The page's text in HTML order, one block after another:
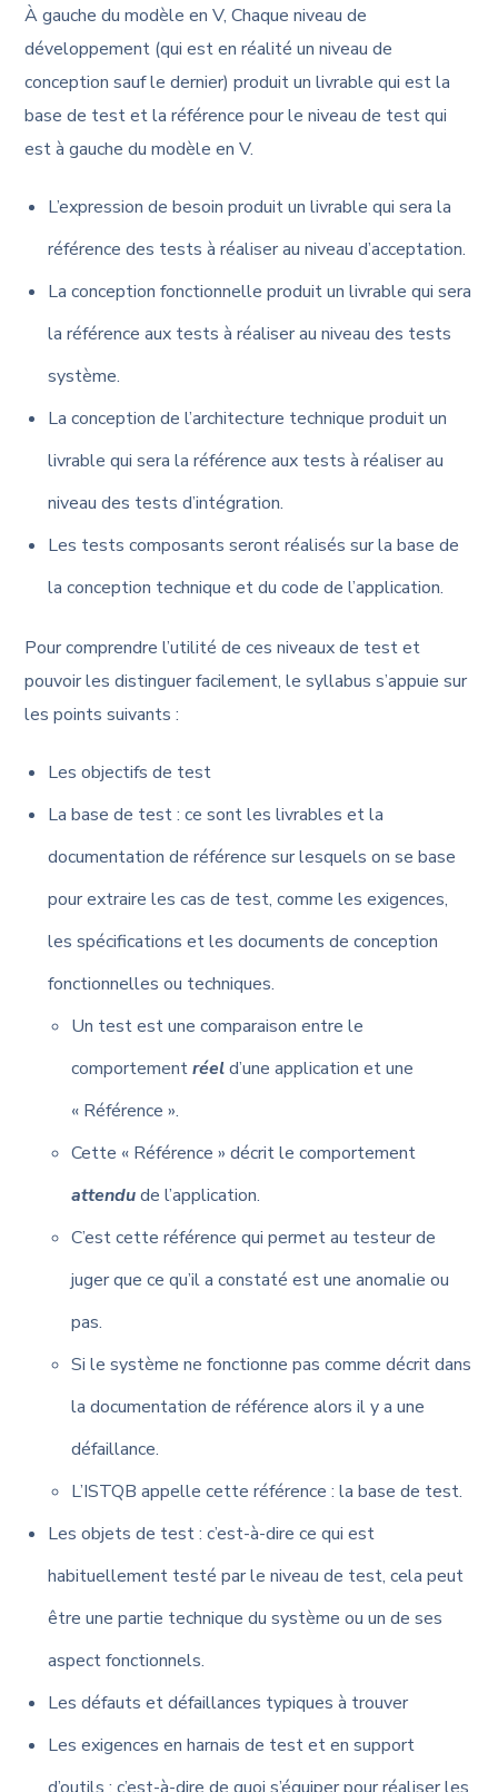
À gauche du modèle en V, Chaque niveau de
développement (qui est en réalité un niveau de
conception sauf le dernier) produit un livrable qui est la
base de test et la référence pour le niveau de test qui
est à gauche du modèle en V.
L’expression de besoin produit un livrable qui sera la
référence des tests à réaliser au niveau d’acceptation.
La conception fonctionnelle produit un livrable qui sera
la référence aux tests à réaliser au niveau des tests
système.
La conception de l’architecture technique produit un
livrable qui sera la référence aux tests à réaliser au
niveau des tests d’intégration.
Les tests composants seront réalisés sur la base de
la conception technique et du code de l’application.
Pour comprendre l’utilité de ces niveaux de test et
pouvoir les distinguer facilement, le syllabus s’appuie sur
les points suivants :
Les objectifs de test
La base de test : ce sont les livrables et la
documentation de référence sur lesquels on se base
pour extraire les cas de test, comme les exigences,
les spécifications et les documents de conception
fonctionnelles ou techniques.
Un test est une comparaison entre le
comportementréeld’une application et une
« Référence ».
Cette « Référence » décrit le comportement
attendude l’application.
C’est cette référence qui permet au testeur de
juger que ce qu’il a constaté est une anomalie ou
pas.
Si le système ne fonctionne pas comme décrit dans
la documentation de référence alors il y a une
défaillance.
L’ISTQB appelle cette référence : la base de test.
Les objets de test : c’est-à-dire ce qui est
habituellement testé par le niveau de test, cela peut
être une partie technique du système ou un de ses
aspect fonctionnels.
Les défauts et défaillances typiques à trouver
Les exigences en harnais de test et en support
d’outils : c’est-à-dire de quoi s’équiper pour réaliser les